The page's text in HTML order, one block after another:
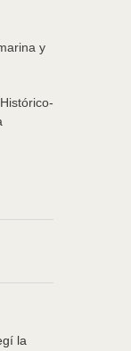
y
la